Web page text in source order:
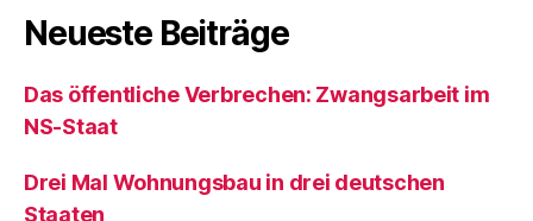
Neueste Beiträge
Das öffentliche Verbrechen: Zwangsarbeit im
NS-Staat
Drei Mal Wohnungsbau in drei deutschen
Staaten